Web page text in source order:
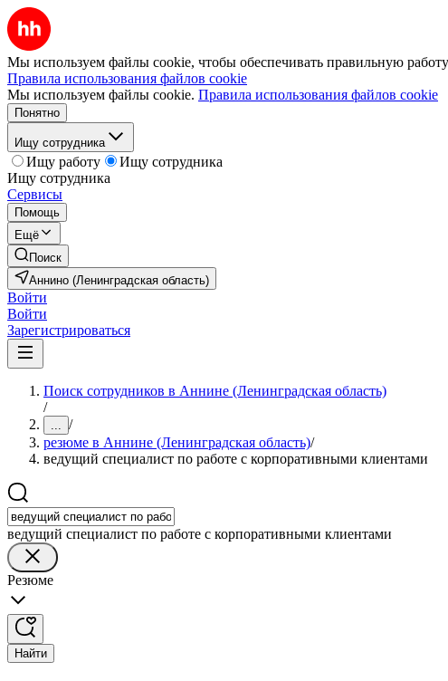
Мы используем файлы cookie, чтобы обеспечивать правильную
Правила использования файлов cookie
Мы используем файлы cookie. Правила использования файлов cookie
Понятно
Ищу сотрудника
Ищу работу
Ищу сотрудника
Ищу сотрудника
Сервисы
Помощь
Ещё
Поиск
Аннино (Ленинградская область)
Войти
Войти
Зарегистрироваться
Поиск сотрудников в Аннине (Ленинградская область)
/
... /
резюме в Аннине (Ленинградская область)/
ведущий специалист по работе с корпоративными клиентами
ведущий специалист по работе с корпоративными клиентами
Резюме
Найти